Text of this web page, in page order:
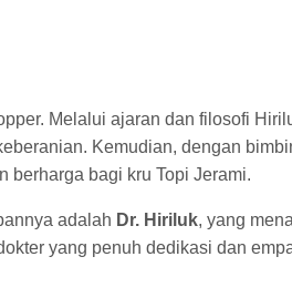
Melalui ajaran dan filosofi
Kemudian, dengan
berharga bagi kru Topi Jerami.
adalah Dr. Hiriluk, yang
yang penuh dedikasi dan